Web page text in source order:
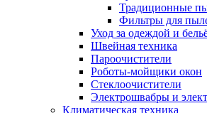
Традиционные
Фильтры для
Уход за одеждой и
Швейная техника
Пароочистители
Роботы-мойщики окон
Стеклоочистители
Электрошвабры и
Климатическая техника